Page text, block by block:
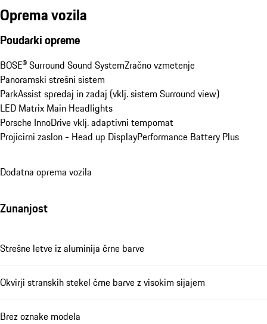
Oprema vozila
Poudarki opreme
BOSE® Surround Sound SystemZračno vzmetenje
Panoramski strešni sistem
ParkAssist spredaj in zadaj (vklj. sistem Surround view)
LED Matrix Main Headlights
Porsche InnoDrive vklj. adaptivni tempomat
Projicirni zaslon - Head up DisplayPerformance Battery Plus
Dodatna oprema vozila
Zunanjost
Strešne letve iz aluminija črne barve
Okvirji stranskih stekel črne barve z visokim sijajem
Brez oznake modela